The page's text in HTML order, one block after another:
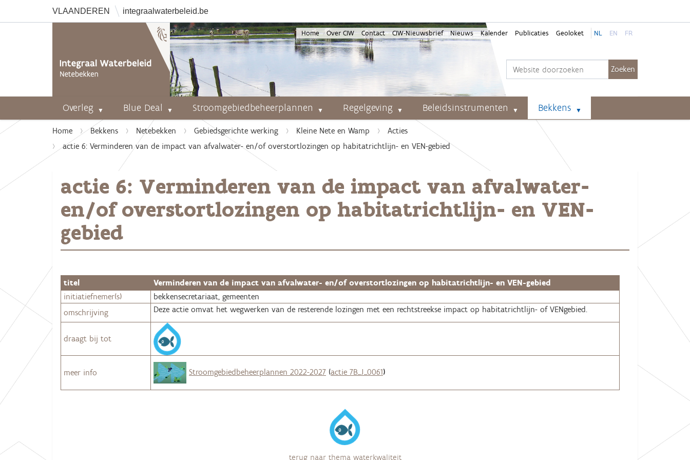
VLAANDEREN integraalwaterbeleid.be
Home Over CIW Contact CIW-Nieuwsbrief Nieuws Kalender Publicaties Geoloket NL EN FR
Overleg Blue Deal Stroomgebiedbeheerplannen Regelgeving Beleidsinstrumenten Bekkens
U
b
e
Home Bekkens Netebekken Gebiedsgerichte werking Kleine Nete en Wamp
Acties
actie 6: Verminderen van de impact van afvalwater- en/of overstortlozingen op habitatrichtlijn- en VEN-gebied
actie 6: Verminderen van de impact van afvalwater-
en/of overstortlozingen op habitatrichtlijn- en VEN-
gebied
titel
Verminderen van de impact van afvalwater- en/of overstortlozingen op habitatrichtlijn- en VEN-gebied
initiatiefnemer(s)
bekkensecretariaat, gemeenten
omschrijving
Deze actie omvat het wegwerken van de resterende lozingen met een rechtstreekse impact op habitatrichtlijn- of VENgebied.
draagt bij tot
meer info Stroomgebiedbeheerplannen 2022-2027 (actie 7B_J_0061)
terug naar thema waterkwaliteit